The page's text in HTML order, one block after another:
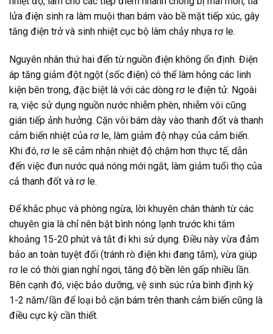
lửa điện sinh ra làm muội than bám vào bề mặt tiếp xúc, gây
tăng điện trở và sinh nhiệt cục bộ làm chảy nhựa rơ le.
Nguyên nhân thứ hai đến từ nguồn điện không ổn định. Điện
áp tăng giảm đột ngột (sốc điện) có thể làm hỏng các linh
kiện bên trong, đặc biệt là với các dòng rơ le điện tử. Ngoài
ra, việc sử dụng nguồn nước nhiễm phèn, nhiễm vôi cũng
gián tiếp ảnh hưởng. Cặn vôi bám dày vào thanh đốt và thanh
cảm biến nhiệt của rơ le, làm giảm độ nhạy của cảm biến.
Khi đó, rơ le sẽ cảm nhận nhiệt độ chậm hơn thực tế, dẫn
đến việc đun nước quá nóng mới ngắt, làm giảm tuổi thọ của
cả thanh đốt và rơ le.
Để khắc phục và phòng ngừa, lời khuyên chân thành từ các
chuyên gia là chỉ nên bật bình nóng lạnh trước khi tắm
khoảng 15-20 phút và tắt đi khi sử dụng. Điều này vừa đảm
bảo an toàn tuyệt đối (tránh rò điện khi đang tắm), vừa giúp
rơ le có thời gian nghỉ ngơi, tăng độ bền lên gấp nhiều lần.
Bên cạnh đó, việc bảo dưỡng, vệ sinh súc rửa bình định kỳ
1-2 năm/lần để loại bỏ cặn bám trên thanh cảm biến cũng là
điều cực kỳ cần thiết.